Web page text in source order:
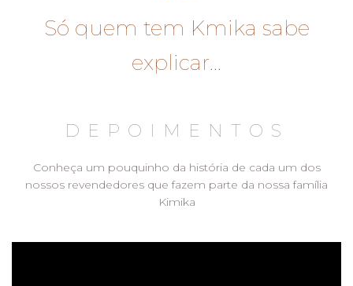
Só quem tem Kmika sabe
explicar...
DEPOIMENTOS
Conheça um pouquinho da história de cada um dos
nossos revendedores que fazem parte da nossa família
Kimika